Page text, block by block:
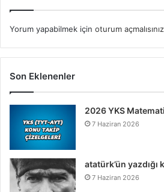
Yorum yapabilmek için oturum açmalısınız
Son Eklenenler
2026 YKS
7 Haziran 2026
atatürk’ün yazdığı
7 Haziran 2026